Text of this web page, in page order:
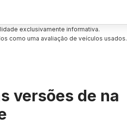
exclusivamente informativa.
como uma avaliação de veículos usados.
versões de na